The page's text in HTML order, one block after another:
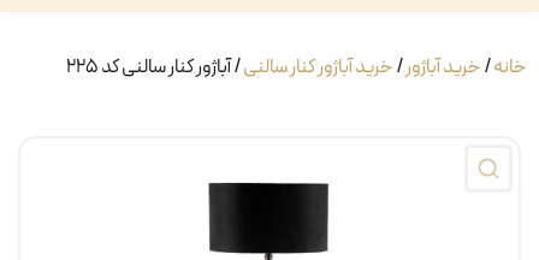
خانه/خرید آباژور/خرید آباژور کنار سالنی/ آباژور کنار سالنی کد ۲۲۵